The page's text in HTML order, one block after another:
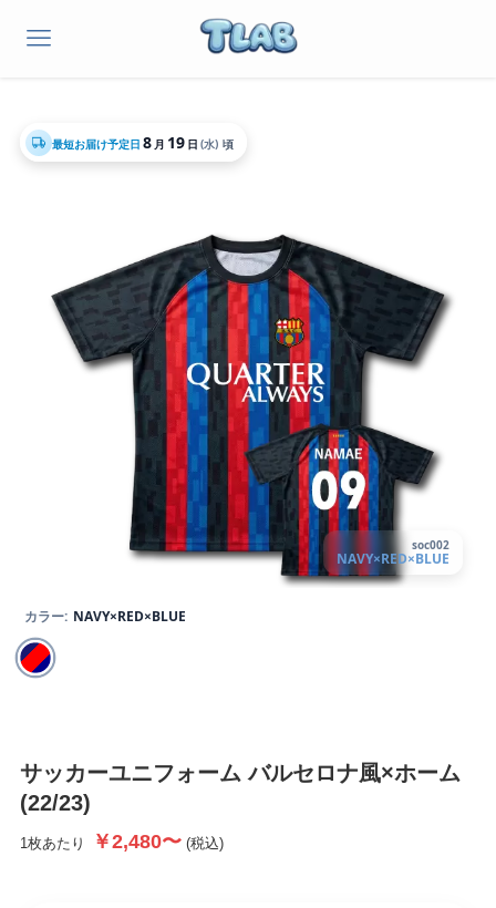
最短お届け予定日 8 月 19 日 (水) 頃
soc002
NAVY×RED×BLUE
カラー: NAVY×RED×BLUE
サッカーユニフォームバルセロナ風×ホーム
(22/23)
1枚あたり ￥2,480〜(税込)